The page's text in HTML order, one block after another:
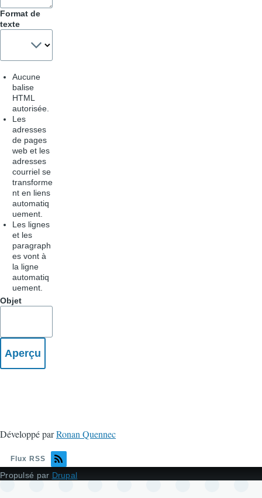
Format de
texte
Aucune
balise
HTML
autorisée.
Les
adresses
de pages
web et les
adresses
courriel se
transforme
nt en liens
automatiq
uement.
Les lignes
et les
paragraph
es vont à
la ligne
automatiq
uement.
Objet
Développé parRonan Quennec
Flux RSS
Propulsé par Drupal